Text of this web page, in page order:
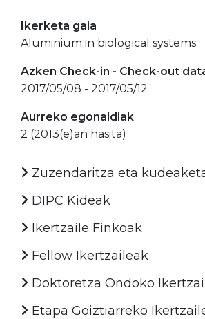
Ikerketa gaia
Aluminium in biological systems.
Azken Check-in - Check-out
2017/05/08 - 2017/05/12
Aurreko egonaldiak
2 (2013(e)an hasita)
Zuzendaritza eta
DIPC Kideak
Ikertzaile Finkoak
Fellow Ikertzaileak
Doktoretza Ondoko
Etapa Goiztiarreko